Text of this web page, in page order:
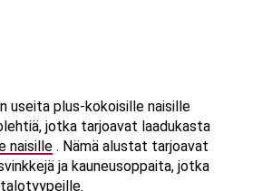
useita plus-kokoisille naisille
jotka tarjoavat laadukasta
naisille . Nämä alustat tarjoavat
ja kauneusoppaita, jotka